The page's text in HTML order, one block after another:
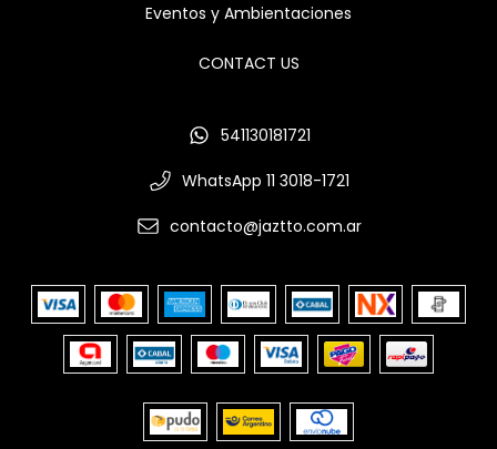
Eventos y Ambientaciones
CONTACT US
541130181721
WhatsApp 11 3018-1721
contacto@jaztto.com.ar